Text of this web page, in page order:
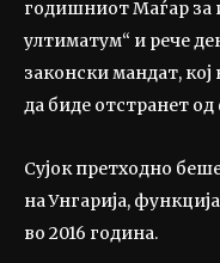
годишниот Маѓар за
ултиматум“ и рече
законски мандат,
да биде отстранет
Сујок претходно
на Унгарија,
во 2016 година.